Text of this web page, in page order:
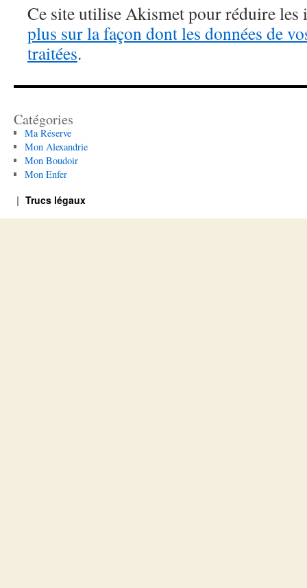
Ce site utilise Akismet pour réduire les
plus sur la façon dont les données de
traitées.
Catégories
Ma Réserve
Mon Alexandrie
Mon Boudoir
Mon Enfer
Trucs légaux